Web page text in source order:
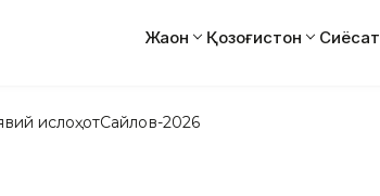
Жаҳон Қозоғистон Сиёсат
ислоҳотСайлов-2026